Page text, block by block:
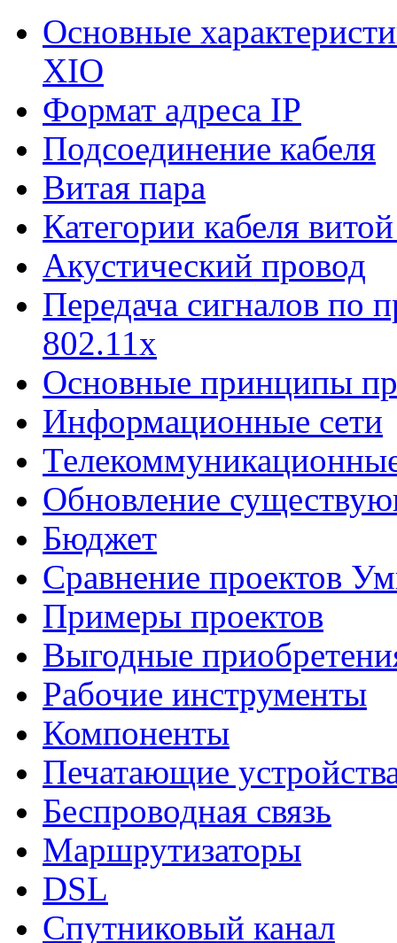
Основные
XIО
Формат адреса IP
Подсоединение кабеля
Витая пара
Категории кабеля
Акустический провод
Передача сигналов по
802.11х
Основные принципы
Информационные сети
Обновление
Бюджет
Сравнение проектов
Примеры проектов
Выгодные
Рабочие инструменты
Компоненты
Печатающие
Беспроводная связь
Маршрутизаторы
DSL
Спутниковый канал